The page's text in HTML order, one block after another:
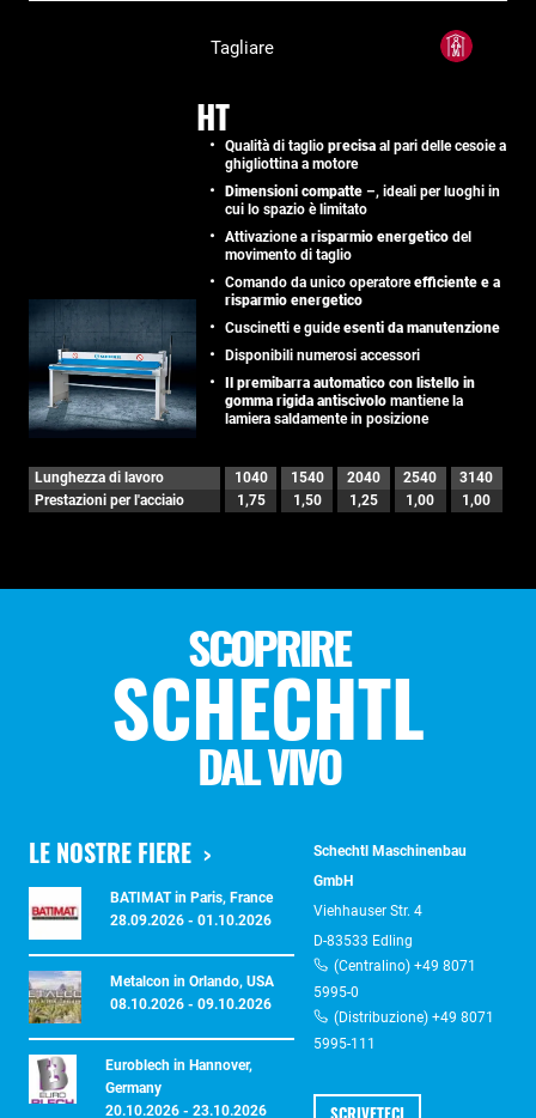
Tagliare
HT
Qualità di taglio precisa al pari delle cesoie a
ghigliottina a motore
Dimensioni compatte –, ideali per luoghi in
cui lo spazio è limitato
Attivazionea risparmio energetico del
movimento di taglio
Comando da unico operatoreefficiente e a
risparmio energetico
Cuscinetti e guideesenti da manutenzione
Disponibili numerosi accessori
Il premibarra automatico con listello in
gomma rigida antiscivolo mantiene la
lamiera saldamente in posizione
Lunghezza di lavoro 1040 1540 2040 2540
3140
Prestazioni per l'acciaio
1,75 1,50 1,25 1,00 1,00
SCOPRIRE
SCHECHTL
DAL VIVO
LE NOSTRE FIERE
BATIMAT in Paris, France
28.09.2026 - 01.10.2026
Metalcon in Orlando, USA
08.10.2026 - 09.10.2026
Euroblech in Hannover,
Germany
20.10.2026 - 23.10.2026
Schechtl Maschinenbau
GmbH
Viehhauser Str. 4
D-83533 Edling
(Centralino) +49 8071
5995-0
(Distribuzione) +49 8071
5995-111